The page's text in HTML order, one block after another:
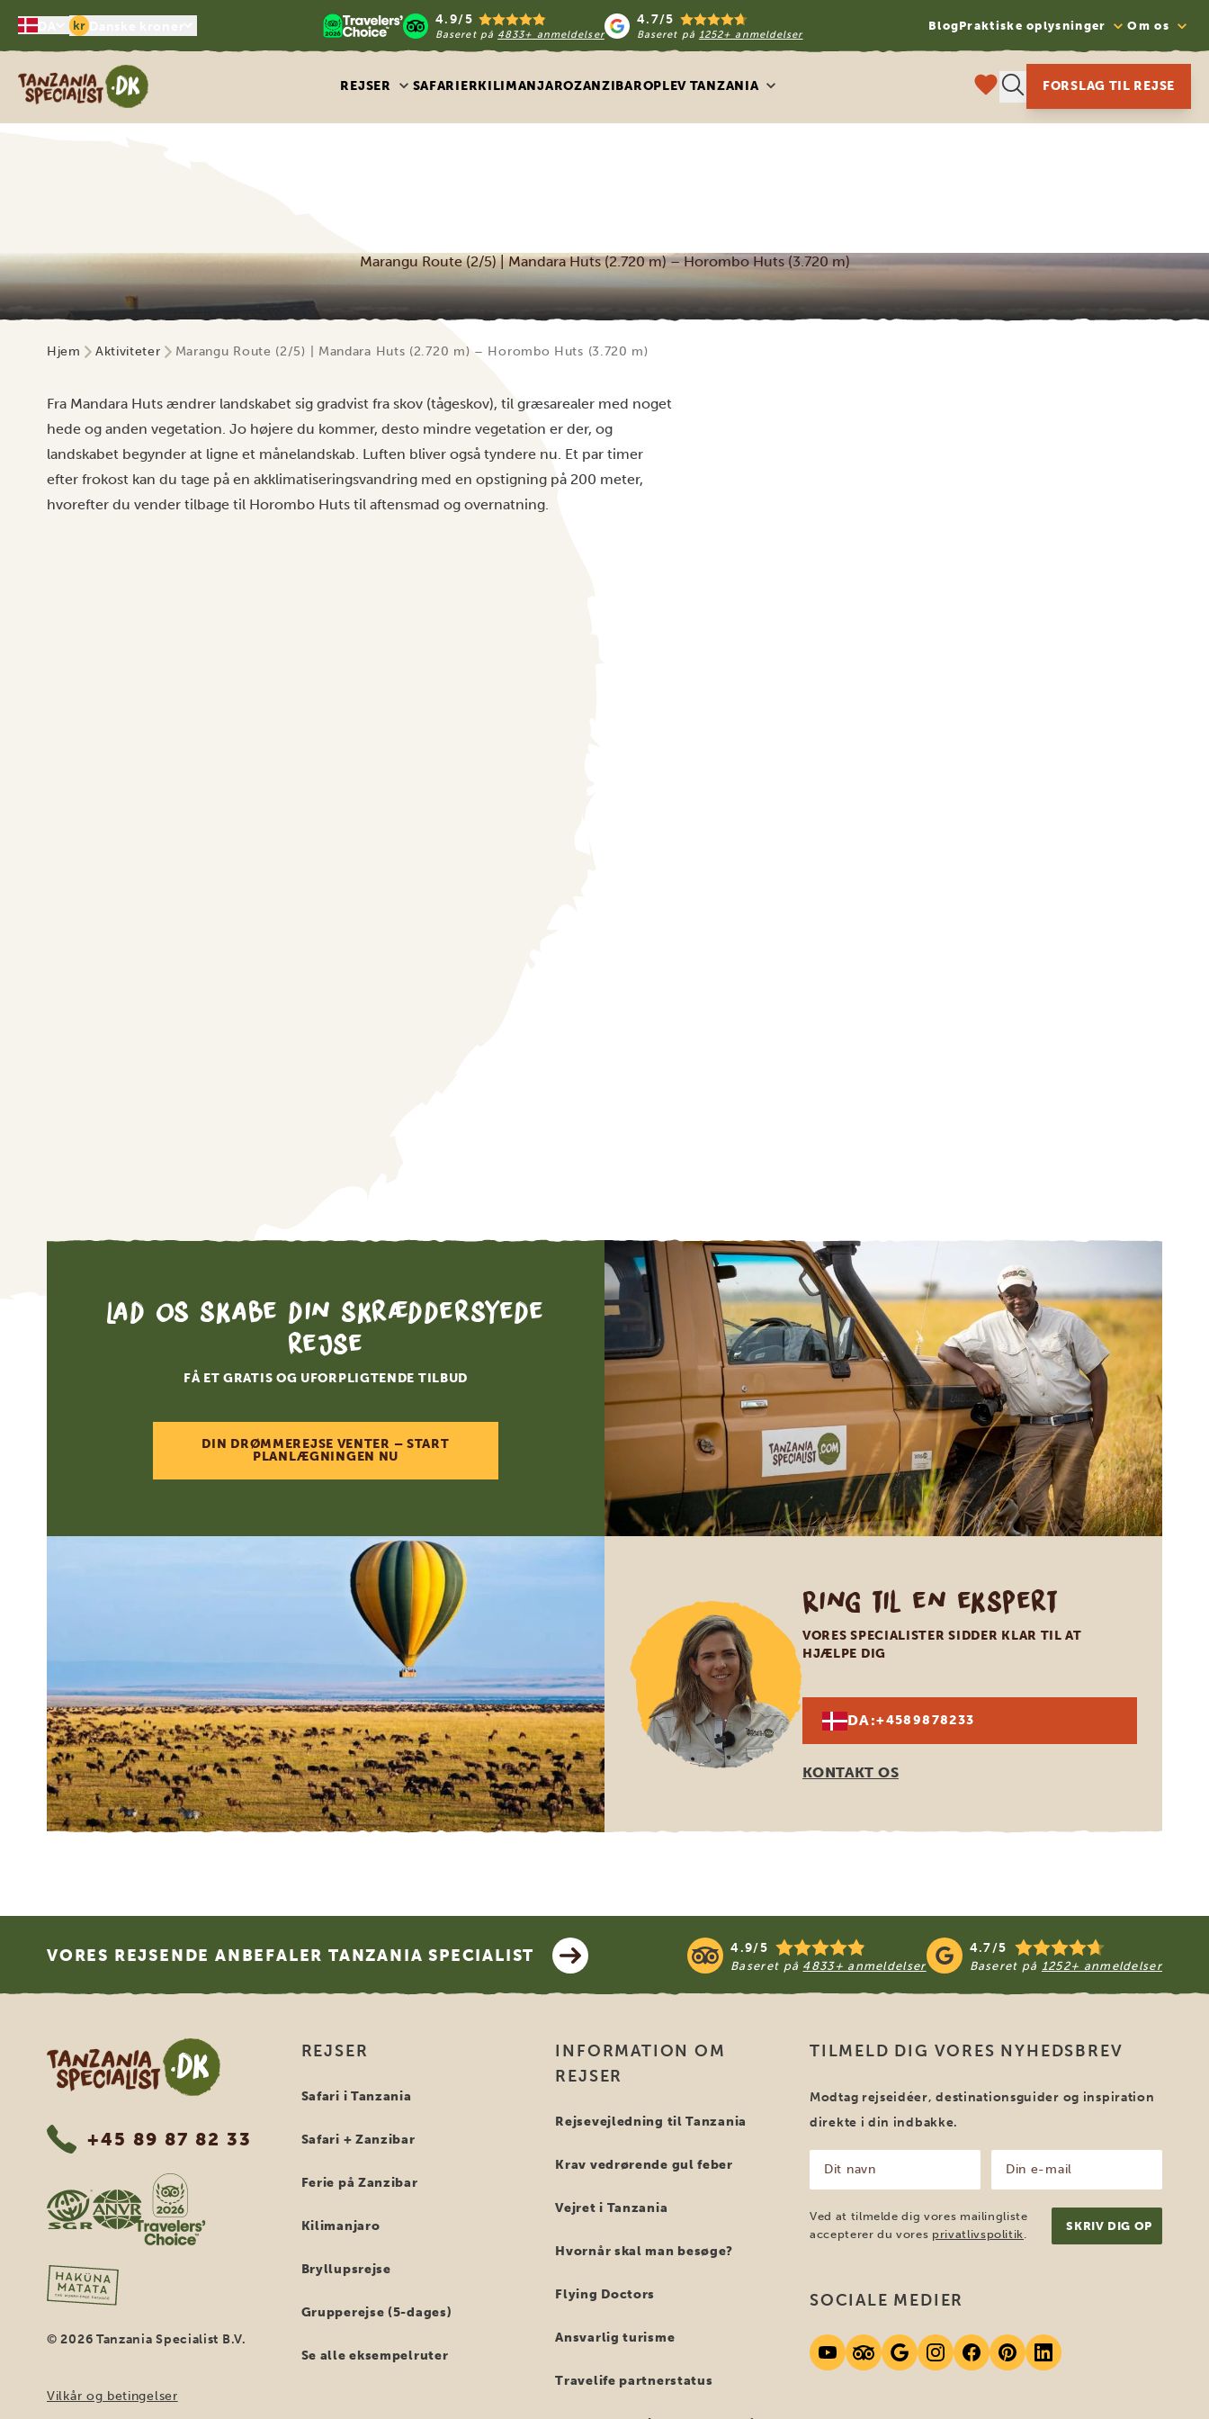
kr 4.9/5
Baseret på 4833+ anmeldelser
4.7/5
Baseret på 1252+ anmeldelser
BlogPraktiske oplysninger Om os
Tanzania Specialist
REJSER SAFARIERKILIMANJAROZANZIBAROPLEV TANZANIA FORSLAG TIL REJSE
Marangu Route (2/5) | Mandara Huts (2.720 m) – Horombo Huts (3.720 m)
Hjem Aktiviteter Marangu Route (2/5) | Mandara Huts (2.720 m) – Horombo Huts (3.720 m)
Fra Mandara Huts ændrer landskabet sig gradvist fra skov (tågeskov), til græsarealer med noget
hede og anden vegetation. Jo højere du kommer, desto mindre vegetation er der, og
landskabet begynder at ligne et månelandskab. Luften bliver også tyndere nu. Et par timer
efter frokost kan du tage på en akklimatiseringsvandring med en opstigning på 200 meter,
hvorefter du vender tilbage til Horombo Huts til aftensmad og overnatning.
Lad os skabe din skræddersyede
rejse
FÅ ET GRATIS OG UFORPLIGTENDE TILBUD
DIN DRØMMEREJSE VENTER – START
PLANLÆGNINGEN NU
Ring til en ekspert
VORES SPECIALISTER SIDDER KLAR TIL AT
HJÆLPE DIG
DA:+4589878233
KONTAKT OS
VORES REJSENDE ANBEFALER TANZANIA SPECIALIST 4.9/5
Baseret på 4833+ anmeldelser
4.7/5
Baseret på 1252+ anmeldelser
Tanzania Specialist
+45 89 87 82 33
© 2026 Tanzania Specialist B.V.
Vilkår og betingelser
REJSER
Safari i Tanzania
Safari + Zanzibar
Ferie på Zanzibar
Kilimanjaro
Bryllupsrejse
Grupperejse (5-dages)
Se alle eksempelruter
INFORMATION OM
REJSER
Rejsevejledning til Tanzania
Krav vedrørende gul feber
Vejret i Tanzania
Hvornår skal man besøge?
Flying Doctors
Ansvarlig turisme
Travelife partnerstatus
TILMELD DIG VORES NYHEDSBREV
Modtag rejseidéer, destinationsguider og inspiration
direkte i din indbakke.
navn
(Påkrævet)
mail
(Påkrævet)
Ved at tilmelde dig vores mailingliste
accepterer du vores privatlivspolitik.
SOCIALE MEDIER